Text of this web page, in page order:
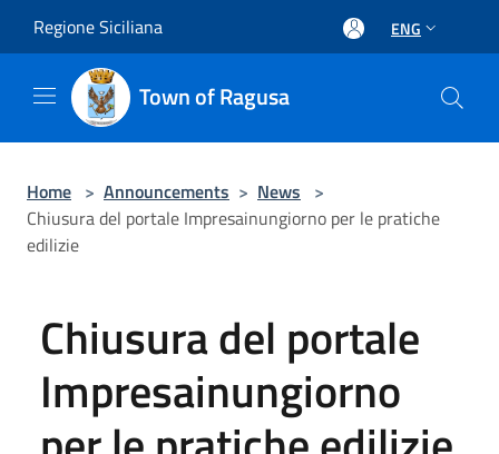
Regione Siciliana ENG
Town of Ragusa
Home > Announcements > News >
Chiusura del portale Impresainungiorno per le pratiche
edilizie
Chiusura del portale
Impresainungiorno